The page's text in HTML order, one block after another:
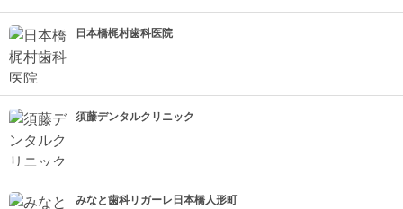
日本橋梶村歯科医院
須藤デンタルクリニック
みなと歯科リガーレ日本橋人形町